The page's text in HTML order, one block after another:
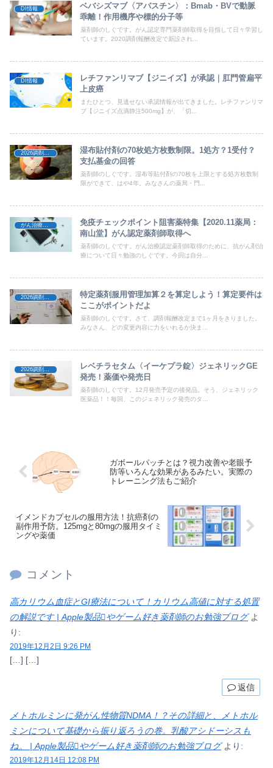
DI情報
ベバシズマブ〈アバスチン〉：Bmab・BVで動脈
乖離！作用機序や標的分子等
薬剤師のしぐです。がん認定専門薬剤師取得を目指して日々学習し
ています。2020調剤報酬改定で新設され...
DI情報
レチファンリマブ【ジニイズ】が承認｜肛門管扁平
上皮癌
またひとつ、見逃せない承認情報が出てきました。レチファンリマ
ブ【ジニイズ点滴静注500mg】が、「切...
湿布貼付剤の70枚処方枚数制限。1処方？1受付？
支払基金の回答
薬剤師のしぐです。湿布等貼付剤の70枚を上限とする処方枚数制
限ができて、はや4年。みなさんの薬局・門...
免疫チェックポイント阻害薬特集【2020.11薬局：
南山堂】がん認定薬剤師取得へ
薬剤師のしぐです。がん治療認定薬剤師取得のために、抗がん剤治
療について日々勉強のしぐです。今回は自分...
特定薬剤服用管理加算２を算定しよう！算定要件は
ここがポイントだよ
薬剤師のしぐです。さて、調剤報酬改定まで1ヶ月をきりました。
みなさん、どの変更内容に力をいれるか決ま...
レベチラセタム〈イーケプラ錠〉ジェネリックGE
発売！薬価や発売日
薬剤師のしぐです。12月発売予定の後発品。そう、ジェネリック
医薬品！！毎回、このジェネリック発売のタ...
ガボールパッチとは？視力改善や老眼予
防等いろんな効果があるみたい。実際の
トレーニング法もご紹介
イメンドカプセルの服用方法！抗癌剤の
副作用予防。125mgと80mgの服用タイミ
ングや薬価
コメント
高カリウム血症とGI療法について！カリウム高値に対する処置
の解説です | Apple製品やゲーム好き薬剤師のお勉強ブログ よ
り:
2019年12月2日 9:26 PM
[…] […]
返信
メトホルミンに発がん性物質NDMA！？その詳細と、メトホル
ミンについて基礎から振り返ろうの巻。乳酸アシドーシスも
ね。 | Apple製品やゲーム好き薬剤師のお勉強ブログ より:
2019年12月14日 12:08 PM